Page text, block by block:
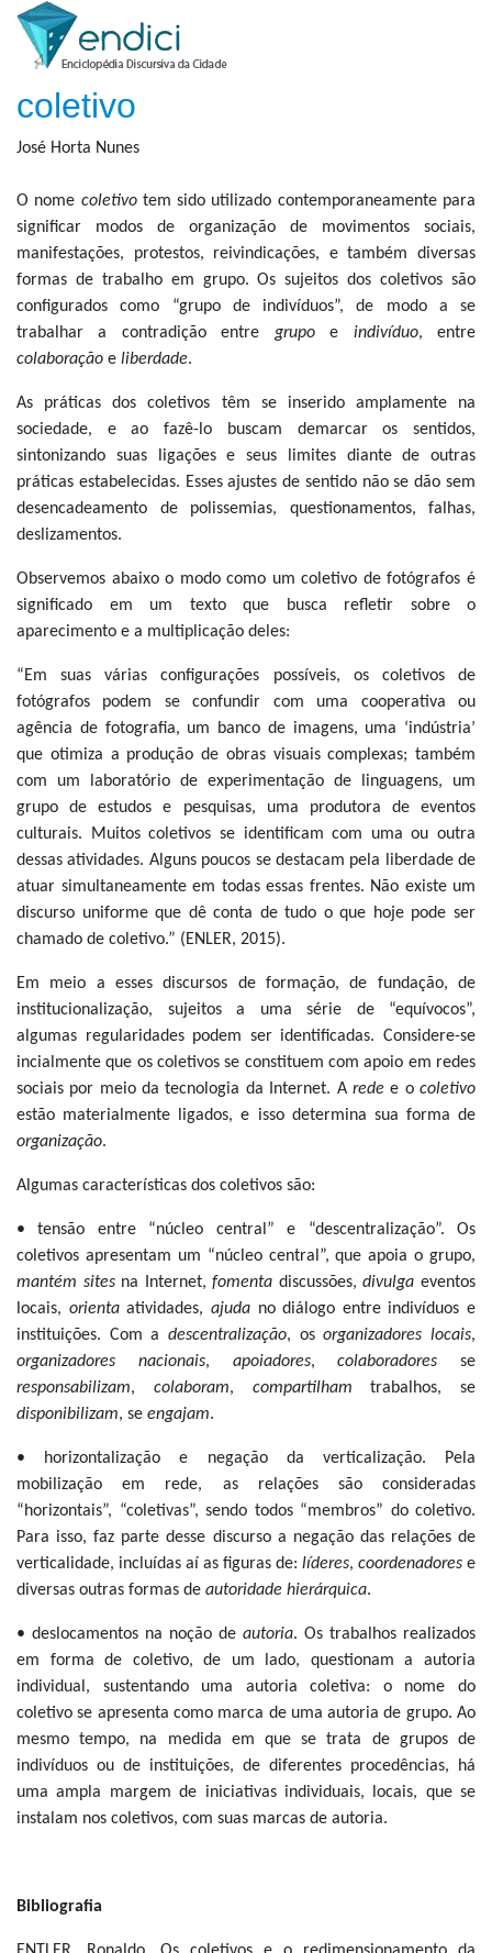
coletivo
José Horta Nunes
O nome coletivotem sido utilizado contemporaneamente para
significar modos de organização de movimentos sociais,
manifestações, protestos, reivindicações, e também diversas
formas de trabalho em grupo. Os sujeitos dos coletivos são
configurados como “grupo de indivíduos”, de modo a se
trabalhar a contradição entre grupoe indivíduo, entre
colaboração e liberdade.
As práticas dos coletivos têm se inserido amplamente na
sociedade, e ao fazê-lo buscam demarcar os sentidos,
sintonizando suas ligações e seus limites diante de outras
práticas estabelecidas. Esses ajustes de sentido não se dão sem
desencadeamento de polissemias, questionamentos, falhas,
deslizamentos.
Observemos abaixo o modo como um coletivo de fotógrafos é
significado em um texto que busca refletir sobre o
aparecimento e a multiplicação deles:
“Em suas várias configurações possíveis, os coletivos de
fotógrafos podem se confundir com uma cooperativa ou
agência de fotografia, um banco de imagens, uma ‘indústria’
que otimiza a produção de obras visuais complexas; também
com um laboratório de experimentação de linguagens, um
grupo de estudos e pesquisas, uma produtora de eventos
culturais. Muitos coletivos se identificam com uma ou outra
dessas atividades. Alguns poucos se destacam pela liberdade de
atuar simultaneamente em todas essas frentes. Não existe um
discurso uniforme que dê conta de tudo o que hoje pode ser
chamado de coletivo.” (ENLER, 2015).
Em meio a esses discursos de formação, de fundação, de
institucionalização, sujeitos a uma série de “equívocos”,
algumas regularidades podem ser identificadas. Considere-se
incialmente que os coletivos se constituem com apoio em redes
sociais por meio da tecnologia da Internet. A redee ocoletivo
estão materialmente ligados, e isso determina sua forma de
organização.
Algumas características dos coletivos são:
• tensão entre “núcleo central” e “descentralização”. Os
coletivos apresentam um “núcleo central”, que apoia o grupo,
mantém sitesna Internet,fomenta discussões,divulga eventos
locais, orientaatividades, ajudano diálogo entre indivíduos e
instituições. Com a descentralização, osorganizadores locais,
organizadores nacionais, apoiadores,colaboradores se
responsabilizam, colaboram, compartilhamtrabalhos, se
disponibilizam, se engajam.
• horizontalização e negação da verticalização. Pela
mobilização em rede, as relações são consideradas
“horizontais”, “coletivas”, sendo todos “membros” do coletivo.
Para isso, faz parte desse discurso a negação das relações de
verticalidade, incluídas aí as figuras de: líderes, coordenadores e
diversas outras formas de autoridade hierárquica.
• deslocamentos na noção de autoria. Os trabalhos realizados
em forma de coletivo, de um lado, questionam a autoria
individual, sustentando uma autoria coletiva: o nome do
coletivo se apresenta como marca de uma autoria de grupo. Ao
mesmo tempo, na medida em que se trata de grupos de
indivíduos ou de instituições, de diferentes procedências, há
uma ampla margem de iniciativas individuais, locais, que se
instalam nos coletivos, com suas marcas de autoria.
Bibliografia